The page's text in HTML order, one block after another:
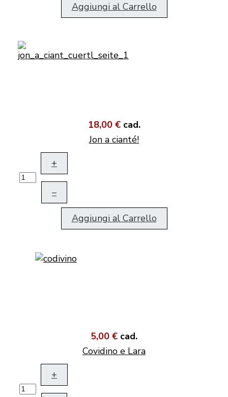
Aggiungi al Carrello
18,00 € cad.
Jon a cianté!
+
–
Aggiungi al Carrello
5,00 € cad.
Covidino e Lara
+